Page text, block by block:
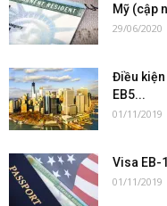
Mỹ (cập
29/06/2020
Điều
EB5...
01/11/2019
Visa EB-
01/11/2019